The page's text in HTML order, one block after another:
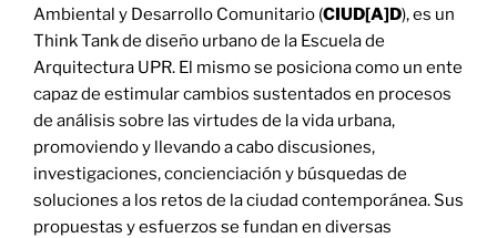
Ambiental y Desarrollo Comunitario (CIUD[A]D), es un
Think Tank de diseño urbano de la Escuela de
Arquitectura UPR. El mismo se posiciona como un ente
capaz de estimular cambios sustentados en procesos
de análisis sobre las virtudes de la vida urbana,
promoviendo y llevando a cabo discusiones,
investigaciones, concienciación y búsquedas de
soluciones a los retos de la ciudad contemporánea. Sus
propuestas y esfuerzos se fundan en diversas